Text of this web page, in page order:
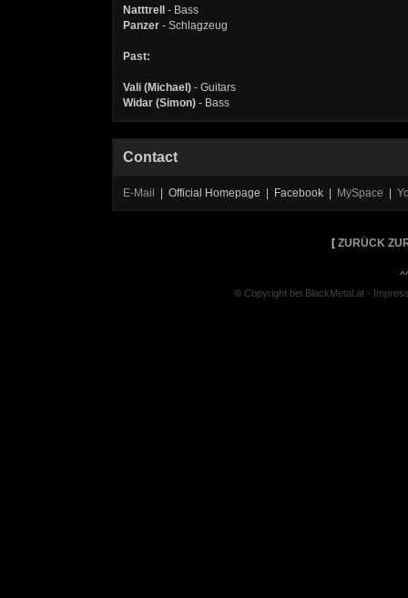
Natttrell
- Bass
Panzer - Schlagzeug
Past:
Vali (Michael) - Guitars
Widar (Simon) - Bass
Contact
E-Mail | Official Homepage | Facebook | MySpace
[ ZURÜCK
© Copyright bei BlackMetal.at -